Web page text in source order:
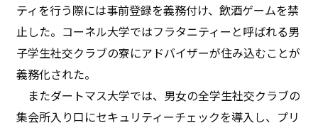
ティを行う際には事前登録を義務付け、飲酒ゲームを禁
止した。コーネル大学ではフラタニティーと呼ばれる男
子学生社交クラブの寮にアドバイザーが住み込むことが
義務化された。
またダートマス大学では、男女の全学生社交クラブの
集会所入り口にセキュリティーチェックを導入し、プリ